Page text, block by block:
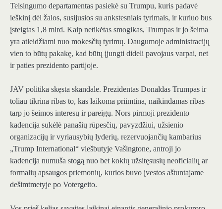
Teisingumo departamentas pasiekė su Trumpu, kuris padavė
ieškinį dėl žalos, susijusios su ankstesniais tyrimais, ir kuriuo bus
įsteigtas 1,8 mlrd. Kaip netikėtas smogikas, Trumpas ir jo šeima
yra atleidžiami nuo mokesčių tyrimų. Daugumoje administracijų
vien to būtų pakakę, kad būtų įjungti dideli pavojaus varpai, net
ir paties prezidento partijoje.
JAV politika skęsta skandale. Prezidentas Donaldas Trumpas ir
toliau tikrina ribas to, kas laikoma priimtina, naikindamas ribas
tarp jo šeimos interesų ir pareigų. Nors pirmoji prezidento
kadencija sukėlė panašių rūpesčių, pavyzdžiui, užsienio
organizacijų ir vyriausybių lyderių, rezervuojančių kambarius
„Trump International“ viešbutyje Vašingtone, antroji jo
kadencija numuša stogą nuo bet kokių užsitęsusių neoficialių ar
formalių apsaugos priemonių, kurios buvo įvestos aštuntajame
dešimtmetyje po Votergeito.